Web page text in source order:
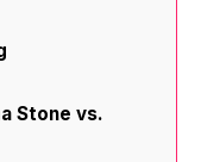
Stone vs.